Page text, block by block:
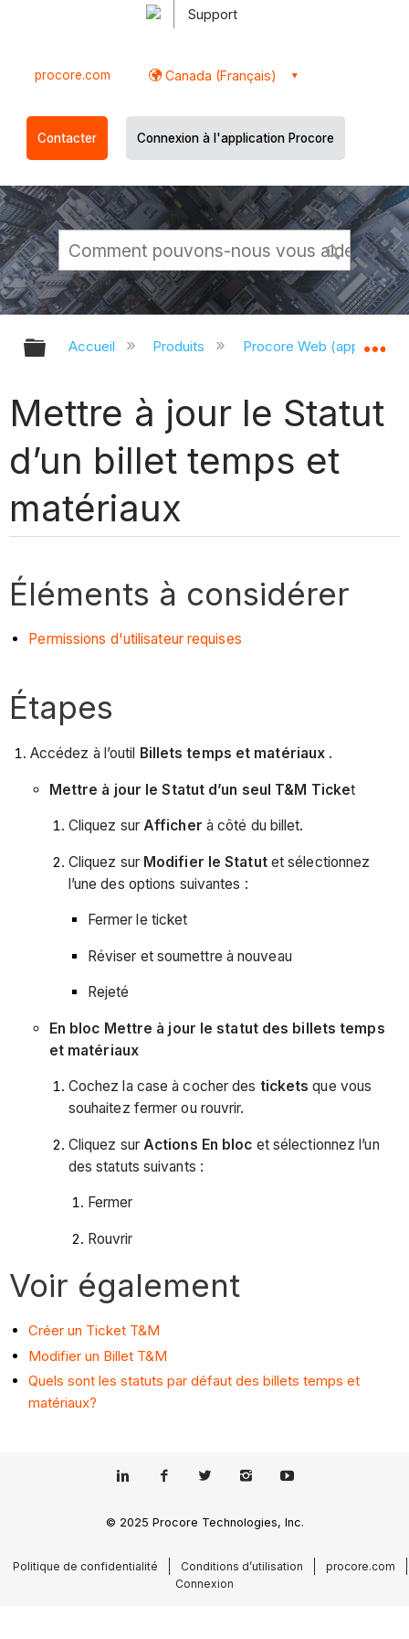
Support
procore.com Canada (Français)
Contacter Connexion à l'application Procore
Développer/réduire la hiérarchie
Accueil Produits Procore Web
Mettre à jour le Statut
d’un billet temps et
matériaux
Éléments à considérer
Permissions d'utilisateur requises
Étapes
Accédez à l’outil Billets temps et matériaux .
Mettre à jour le Statut d’un seul T&M Ticket
Cliquez sur Afficher à côté du billet.
Cliquez sur Modifier le Statutet sélectionnez
l’une des options suivantes :
Fermer le ticket
Réviser et soumettre à nouveau
Rejeté
En bloc Mettre à jour le statut des billets temps
et matériaux
Cochez la case à cocher des tickets que vous
souhaitez fermer ou rouvrir.
Cliquez sur Actions En bloc et sélectionnez l’un
des statuts suivants :
Fermer
Rouvrir
Voir également
Créer un Ticket T&M
Modifier un Billet T&M
Quels sont les statuts par défaut des billets temps et
matériaux?
© 2025 Procore Technologies, Inc.
Politique de confidentialité Conditions d’utilisation
procore.com
Connexion